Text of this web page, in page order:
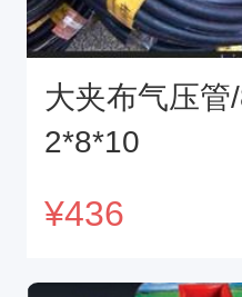
大夹布气压
2*8*10
¥436